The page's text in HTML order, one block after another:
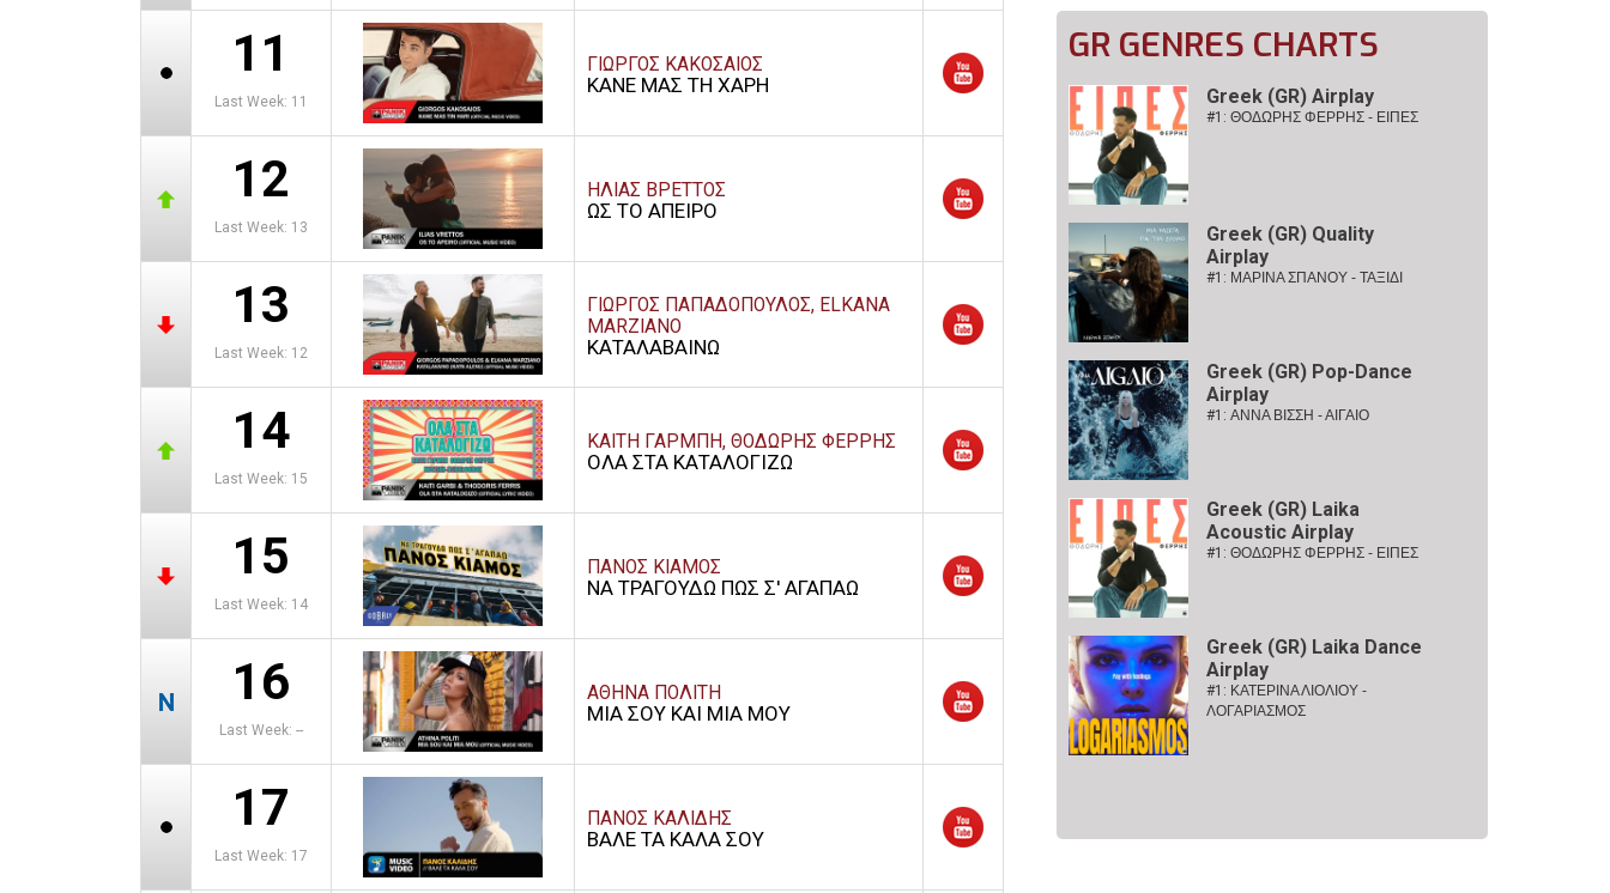
11
Last Week: 11
ΓΙΩΡΓΟΣ ΚΑΚΟΣΑΙΟΣ
ΚΑΝΕ ΜΑΣ ΤΗ ΧΑΡΗ
12
Last Week: 13
ΗΛΙΑΣ ΒΡΕΤΤΟΣ
ΩΣ ΤΟ ΑΠΕΙΡΟ
13
Last Week: 12
ΓΙΩΡΓΟΣ ΠΑΠΑΔΟΠΟΥΛΟΣ, ELKANA
MARZIANO
ΚΑΤΑΛΑΒΑΙΝΩ
14
Last Week: 15
ΚΑΙΤΗ ΓΑΡΜΠΗ, ΘΟΔΩΡΗΣ ΦΕΡΡΗΣ
ΟΛΑ ΣΤΑ ΚΑΤΑΛΟΓΙΖΩ
15
Last Week: 14
ΠΑΝΟΣ ΚΙΑΜΟΣ
ΝΑ ΤΡΑΓΟΥΔΩ ΠΩΣ Σ' ΑΓΑΠΑΩ
16
Last Week: --
ΑΘΗΝΑ ΠΟΛΙΤΗ
ΜΙΑ ΣΟΥ ΚΑΙ ΜΙΑ ΜΟΥ
17
Last Week: 17
ΠΑΝΟΣ ΚΑΛΙΔΗΣ
ΒΑΛΕ ΤΑ ΚΑΛΑ ΣΟΥ
GR GENRES CHARTS
Greek (GR) Airplay
#1: ΘΟΔΩΡΗΣ ΦΕΡΡΗΣ - ΕΙΠΕΣ
Greek (GR) Quality
Airplay
#1: ΜΑΡΙΝΑ ΣΠΑΝΟΥ - ΤΑΞΙΔΙ
Greek (GR) Pop-Dance
Airplay
#1: ΑΝΝΑ ΒΙΣΣΗ - ΑΙΓΑΙΟ
Greek (GR) Laika
Acoustic Airplay
#1: ΘΟΔΩΡΗΣ ΦΕΡΡΗΣ - ΕΙΠΕΣ
Greek (GR) Laika Dance
Airplay
#1: ΚΑΤΕΡΙΝΑ ΛΙΟΛΙΟΥ -
ΛΟΓΑΡΙΑΣΜΟΣ